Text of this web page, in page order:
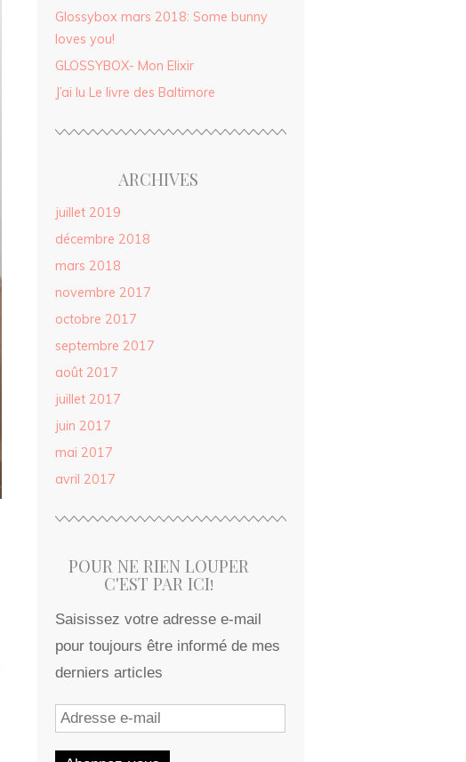
Glossybox mars 2018: Some bunny
loves you!
GLOSSYBOX- Mon Elixir
J’ai lu Le livre des Baltimore
ARCHIVES
juillet 2019
décembre 2018
mars 2018
novembre 2017
octobre 2017
septembre 2017
août 2017
juillet 2017
juin 2017
mai 2017
avril 2017
POUR NE RIEN LOUPER
C'EST PAR ICI!
Saisissez votre adresse e-mail
pour toujours être informé de mes
derniers articles